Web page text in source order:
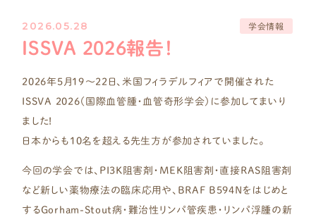
2026.05.28 学会情報
ISSVA 2026報告！
2026年5月19〜22日、米国フィラデルフィアで開催された
ISSVA 2026（国際血管腫・血管奇形学会）に参加してまいり
ました!
日本からも10名を超える先生方が参加されていました。
今回の学会では、PI3K阻害剤・MEK阻害剤・直接RAS阻害剤
など新しい薬物療法の臨床応用や、BRAF B594Nをはじめと
するGorham-Stout病・難治性リンパ管疾患・リンパ浮腫の新